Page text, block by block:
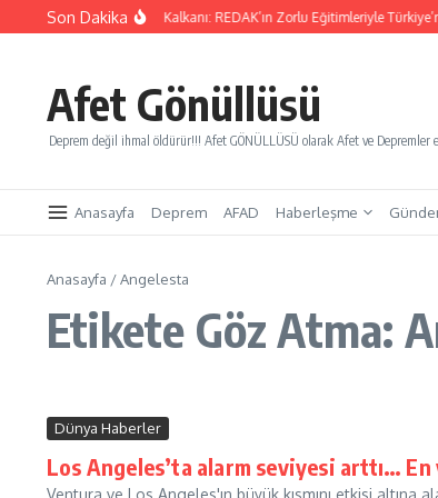
İçeriğe atlaSon Dakika
Kurtaracak Gençlik Kalkanı: REDAK’ın Zorlu Eğitimleriyle
Afet Gönüllüsü
Deprem değil ihmal öldürür!!! Afet GÖNÜLLÜSÜ olarak Afet ve Depremler
Anasayfa Deprem AFAD Haberleşme
Anasayfa /Angelesta
Etikete Göz Atma:
Dünya Haberler
Los Angeles’ta alarm seviyesi arttı… En
Ventura ve Los Angeles'ın büyük kısmını etkisi